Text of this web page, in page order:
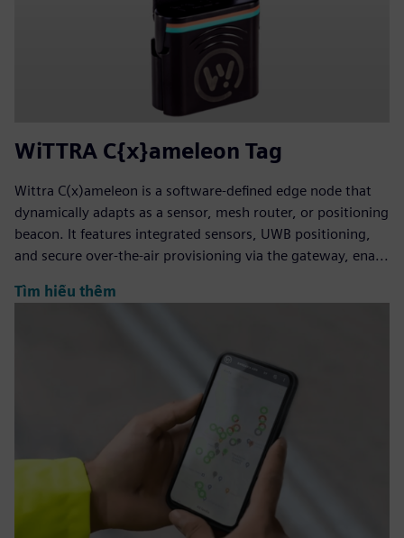
WiTTRA C{x}ameleon Tag
Wittra C(x)ameleon is a software-defined edge node that
dynamically adapts as a sensor, mesh router, or positioning
beacon. It features integrated sensors, UWB positioning,
and secure over-the-air provisioning via the gateway, ena...
Tìm hiểu thêm